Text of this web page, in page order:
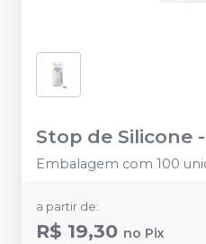
Stop de Silicone -
Embalagem com 100
a partir de:
R$ 19,30 no Pix